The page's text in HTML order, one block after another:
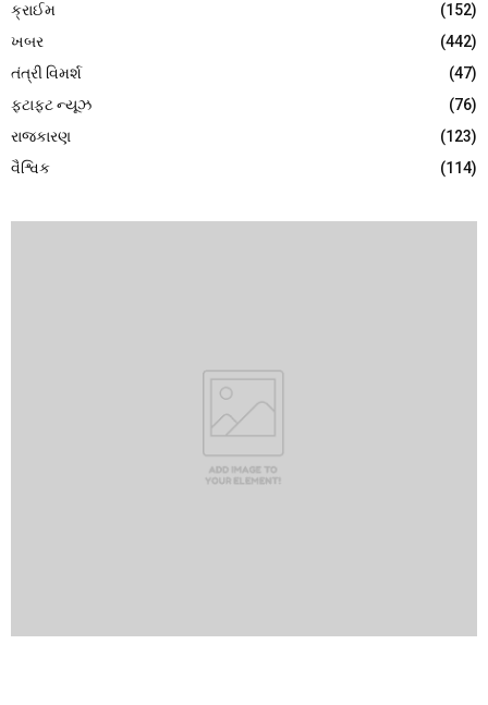
ક્રાઈમ
(152)
ખબર
(442)
તંત્રી વિમર્શ
(47)
ફટાફટ ન્યૂઝ
(76)
રાજકારણ
(123)
વૈશ્વિક
(114)